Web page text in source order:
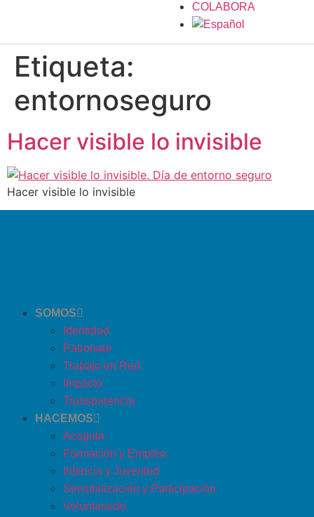
COLABORA
Etiqueta:
entornoseguro
Hacer visible lo invisible
Hacer visible lo invisible
SOMOS
Identidad
Patronato
Trabajo en Red
Impacto
Transparencia
HACEMOS
Acogida
Formación y Empleo
Infancia y Juventud
Sensibilización y Participación
Voluntariado